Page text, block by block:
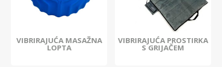
VIBRIRAJUĆA MASAŽNA
LOPTA
VIBRIRAJUĆA PROSTIRKA
S GRIJAČEM